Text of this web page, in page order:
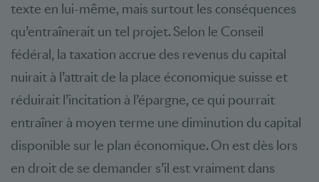
texte en lui-même, mais surtout les conséquences
qu’entraînerait un tel projet. Selon le Conseil
fédéral, la taxation accrue des revenus du capital
nuirait à l’attrait de la place économique suisse et
réduirait l’incitation à l’épargne, ce qui pourrait
entraîner à moyen terme une diminution du capital
disponible sur le plan économique. On est dès lors
en droit de se demander s’il est vraiment dans